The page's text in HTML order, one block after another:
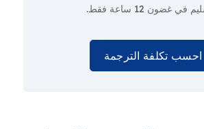
في غضون 12 ساعة فقط.
احسب تكلفة الترجمة